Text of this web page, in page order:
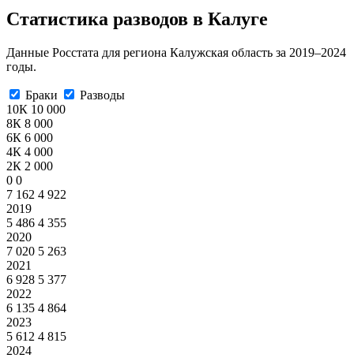
Статистика разводов в Калуге
Данные Росстата для региона Калужская область за 2019–2024
годы.
Браки
Разводы
10К 10 000
8К 8 000
6К 6 000
4К 4 000
2К 2 000
0 0
7 162 4 922
2019
5 486 4 355
2020
7 020 5 263
2021
6 928 5 377
2022
6 135 4 864
2023
5 612 4 815
2024